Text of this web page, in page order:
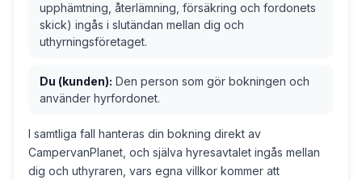
upphämtning, återlämning, försäkring och fordonets
skick) ingås i slutändan mellan dig och
uthyrningsföretaget.
Du (kunden): Den person som gör bokningen och
använder hyrfordonet.
I samtliga fall hanteras din bokning direkt av
CampervanPlanet, och själva hyresavtalet ingås mellan
dig och uthyraren, vars egna villkor kommer att